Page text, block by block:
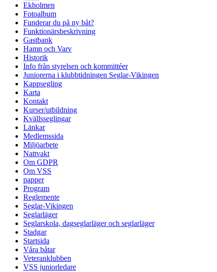
Ekholmen
Fotoalbum
Funderar du på ny båt?
Funktionärsbeskrivning
Gastbank
Hamn och Varv
Historik
Info från styrelsen och kommittéer
Juniorerna i klubbtidningen Seglar-Vikingen
Kappsegling
Karta
Kontakt
Kurser/utbildning
Kvällsseglingar
Länkar
Medlemssida
Miljöarbete
Nattvakt
Om GDPR
Om VSS
papper
Program
Reglemente
Seglar-Vikingen
Seglarläger
Seglarskola, dagseglarläger och seglarläger
Stadgar
Startsida
Våra båtar
Veteranklubben
VSS juniorledare